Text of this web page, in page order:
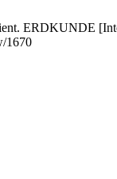
ERDKUNDE
1670